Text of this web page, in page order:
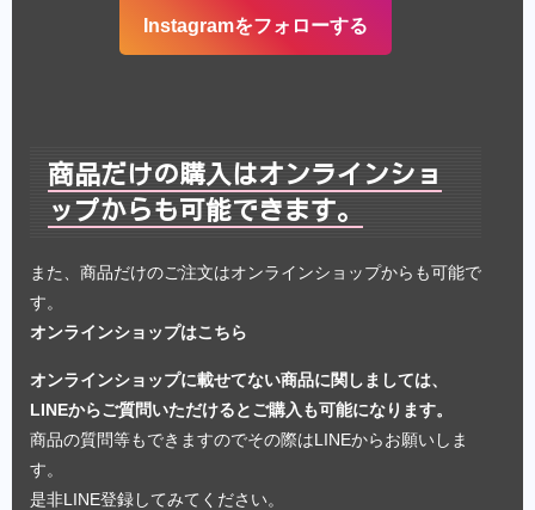
Instagramをフォローする
商品だけの購入はオンラインショ
ップからも可能できます。
また、商品だけのご注文はオンラインショップからも可能で
す。
オンラインショップはこちら
オンラインショップに載せてない商品に関しましては、
LINEからご質問いただけるとご購入も可能になります。
商品の質問等もできますのでその際はLINEからお願いしま
す。
是非LINE登録してみてください。